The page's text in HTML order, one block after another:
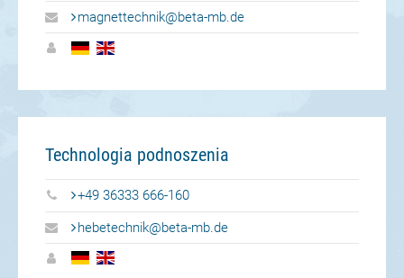
magnettechnik@beta-mb.de
Technologia podnoszenia
+49 36333 666-160
hebetechnik@beta-mb.de